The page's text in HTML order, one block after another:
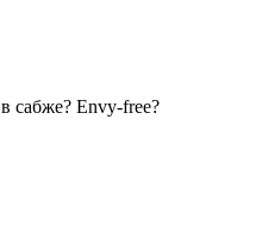
сабже? Envy-free?